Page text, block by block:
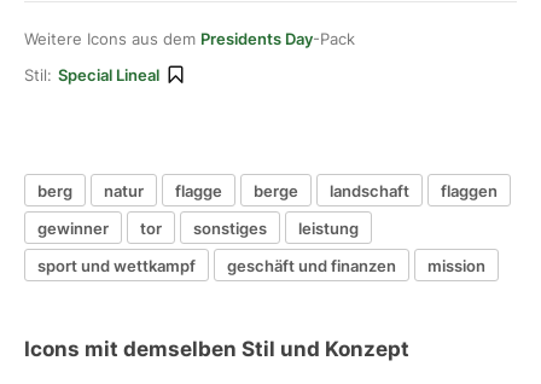
Weitere Icons aus dem Presidents Day-Pack
Stil: Special Lineal
berg natur flagge berge landschaft
flaggen
gewinner
tor sonstiges
leistung
sport und wettkampf
geschäft und finanzen mission
Icons mit demselben Stil und Konzept